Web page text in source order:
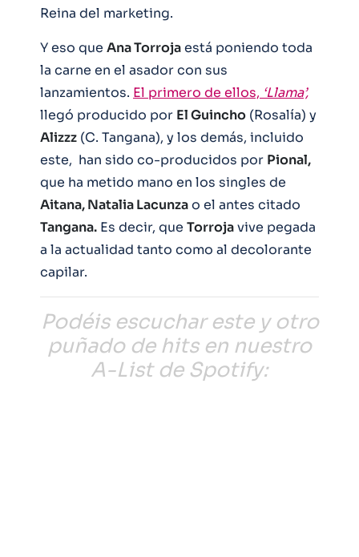
Reina del marketing.
Y eso que Ana Torrojaestá poniendo toda
la carne en el asador con sus
lanzamientos. El primero de ellos, ‘Llama’,
llegó producido por El Guincho (Rosalía) y
Alizzz (C. Tangana), y los demás, incluido
este, han sido co-producidos por Pional,
que ha metido mano en los singles de
Aitana, Natalia Lacunzao el antes citado
Tangana. Es decir, que Torrojavive pegada
a la actualidad tanto como al decolorante
capilar.
Podéis escuchar este y otro
puñado de hits en nuestro
A-List de Spotify: